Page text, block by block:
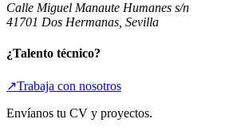
Calle Miguel Manaute Humanes s/n
41701 Dos Hermanas, Sevilla
¿Talento técnico?
↗Trabaja con nosotros
Envíanos tu CV y proyectos.